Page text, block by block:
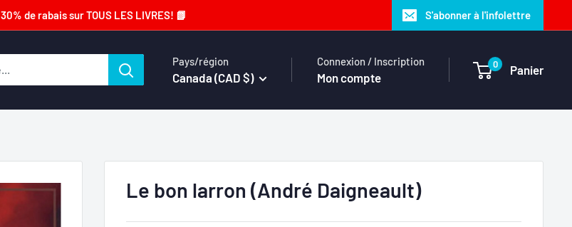
30% de rabais sur TOUS LES LIVRES! 📗 S'abonner à l'infolettre
Pays/région
Canada (CAD $)
Connexion / Inscription
Mon compte
0 Panier
Le bon larron (André Daigneault)